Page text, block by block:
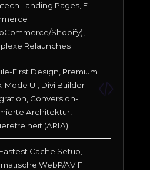
Landing Pages, E-
Shopify),
Relaunches
First Design, Premium
Mode UI, Divi Builder
Conversion-
Architektur,
(ARIA)
Cache Setup,
WebP/AVIF